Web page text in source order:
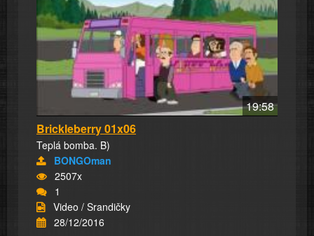
19:58
Brickleberry 01x06
Teplá bomba. B)
BONGOman
2507x
1
Video / Srandičky
28/12/2016